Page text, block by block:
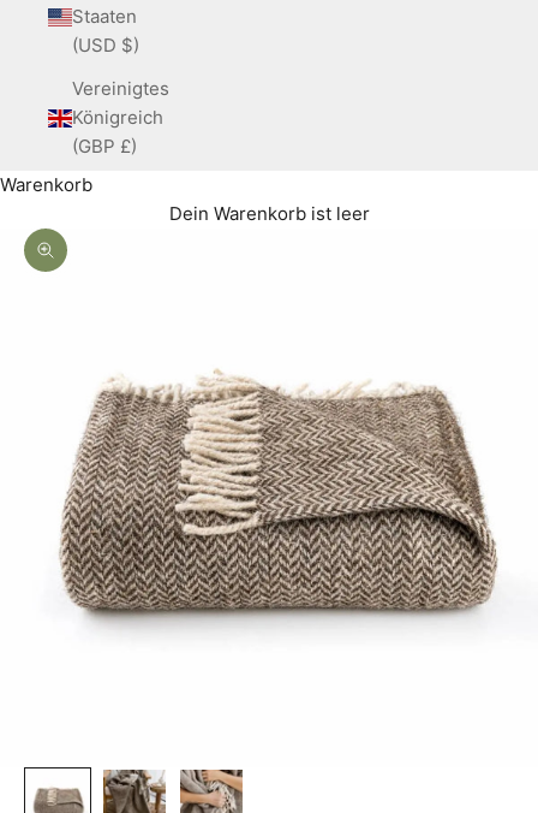
Staaten
(USD $)
Vereinigtes
Königreich
(GBP £)
Warenkorb
Dein Warenkorb ist leer
Bild vergrößern